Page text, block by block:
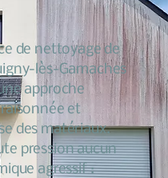
de nettoyage de
lès-Gamaches
approche
et
des matériaux.
pression aucun
agressif :